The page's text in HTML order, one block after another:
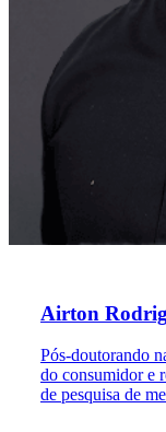
Airton
Pós-doutorando
do consumidor e
de pesquisa de